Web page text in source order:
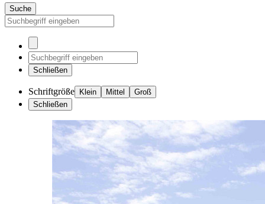
Suche
Schließen
Schriftgröße Klein Mittel
Groß
Schließen